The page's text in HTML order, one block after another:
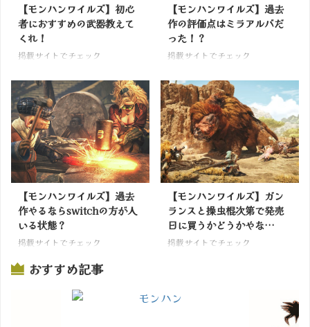
【モンハンワイルズ】初心
者におすすめの武器教えて
くれ！
掲載サイトでチェック
【モンハンワイルズ】過去
作の評価点はミラアルバだ
った！？
掲載サイトでチェック
【モンハンワイルズ】過去
作やるならswitchの方が人
いる状態？
掲載サイトでチェック
【モンハンワイルズ】ガン
ランスと操虫棍次第で発売
日に買うかどうかやな…
掲載サイトでチェック
おすすめ記事